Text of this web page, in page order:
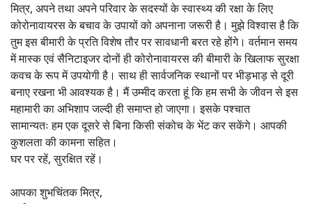
मित्र, अपने तथा अपने परिवार के सदस्यों के स्वास्थ्य की रक्षा के लिए
कोरोनावायरस के बचाव के उपायों को अपनाना जरूरी है। मुझे विश्वास है कि
तुम इस बीमारी के प्रति विशेष तौर पर सावधानी बरत रहे होंगे। वर्तमान समय
में मास्क एवं सैनिटाइजर दोनों ही कोरोनावायरस की बीमारी के खिलाफ सुरक्षा
कवच के रूप में उपयोगी है। साथ ही सार्वजनिक स्थानों पर भीड़भाड़ से दूरी
बनाए रखना भी आवश्यक है। मैं उम्मीद करता हूं कि हम सभी के जीवन से इस
महामारी का अभिशाप जल्दी ही समाप्त हो जाएगा। इसके पश्चात
सामान्यतः हम एक दूसरे से बिना किसी संकोच के भेंट कर सकेंगे। आपकी
कुशलता की कामना सहित।
घर पर रहें, सुरक्षित रहें।
आपका शुभचिंतक मित्र,